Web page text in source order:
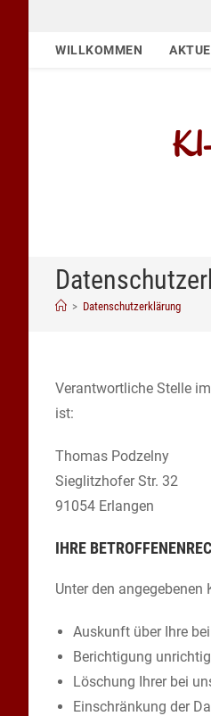
WILLKOMMEN
> Datenschutzerklärung
Verantwortliche Stelle
ist:
Thomas Podzelny
Sieglitzhofer Str. 32
91054 Erlangen
IHRE
Unter den
Auskunft über Ihre
Berichtigung
Löschung Ihrer bei
Einschränkung der